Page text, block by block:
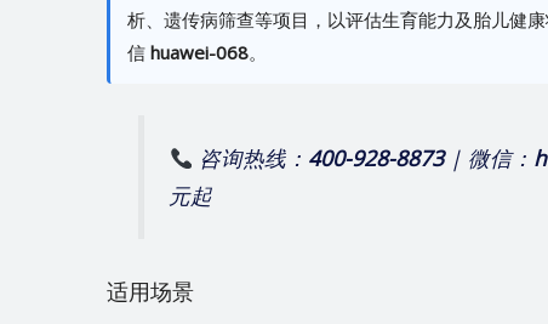
析、遗传病筛查等项目，以评估生育能力及胎儿健
信 huawei-068。
咨询热线： 400-928-8873| 微信：
元起
适用场景